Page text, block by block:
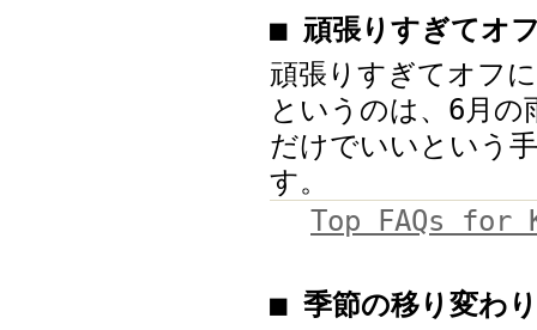
■ 頑張りすぎてオ
頑張りすぎてオフ
というのは、6月
だけでいいという
す。
Top FAQs for
■ 季節の移り変わ